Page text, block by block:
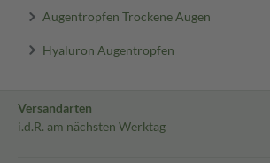
Augentropfen Trockene Augen
Hyaluron Augentropfen
Versandarten
i.d.R. am nächsten Werktag